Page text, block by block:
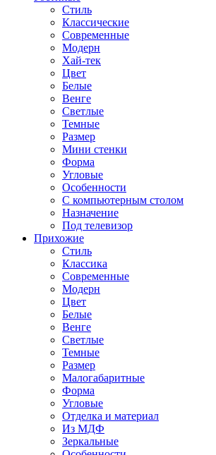
Стиль
Классические
Современные
Модерн
Хай-тек
Цвет
Белые
Венге
Светлые
Темные
Размер
Мини стенки
Форма
Угловые
Особенности
С компьютерным столом
Назначение
Под телевизор
Прихожие
Стиль
Классика
Современные
Модерн
Цвет
Белые
Венге
Светлые
Темные
Размер
Малогабаритные
Форма
Угловые
Отделка и материал
Из МДФ
Зеркальные